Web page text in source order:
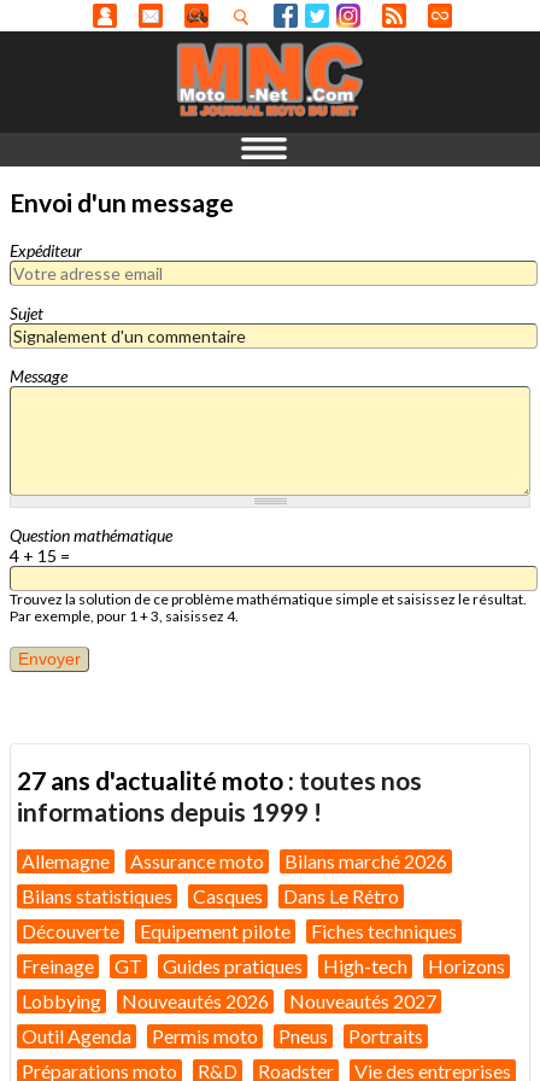
Envoi d'un message
Expéditeur
Sujet
Message
Question mathématique
4 + 15 =
Trouvez la solution de ce problème mathématique simple et saisissez le résultat.
Par exemple, pour 1 + 3, saisissez 4.
27 ans d'actualité moto : toutes nos
informations depuis 1999 !
Allemagne Assurance moto
Bilans marché 2026
Bilans statistiques
Casques
Dans Le Rétro
Découverte
Equipement pilote
Fiches techniques
Freinage
GT Guides pratiques High-tech
Horizons
Lobbying
Nouveautés 2026
Nouveautés 2027
Outil Agenda
Permis moto Pneus
Portraits
Préparations moto
R&D Roadster Vie des entreprises